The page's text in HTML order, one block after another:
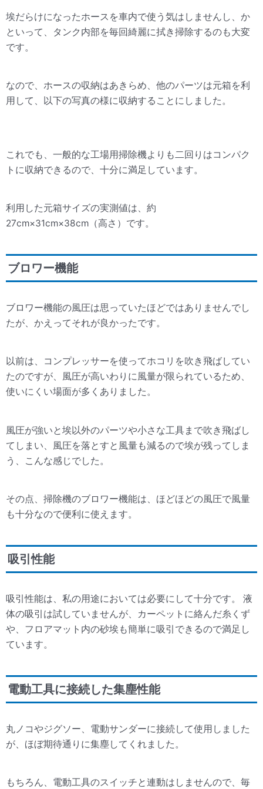
埃だらけになったホースを車内で使う気はしませんし、か
といって、タンク内部を毎回綺麗に拭き掃除するのも大変
です。
なので、ホースの収納はあきらめ、他のパーツは元箱を利
用して、以下の写真の様に収納することにしました。
これでも、一般的な工場用掃除機よりも二回りはコンパク
トに収納できるので、十分に満足しています。
利用した元箱サイズの実測値は、約
27cm×31cm×38cm（高さ）です。
ブロワー機能
ブロワー機能の風圧は思っていたほどではありませんでし
たが、かえってそれが良かったです。
以前は、コンプレッサーを使ってホコリを吹き飛ばしてい
たのですが、風圧が高いわりに風量が限られているため、
使いにくい場面が多くありました。
風圧が強いと埃以外のパーツや小さな工具まで吹き飛ばし
てしまい、風圧を落とすと風量も減るので埃が残ってしま
う、こんな感じでした。
その点、掃除機のブロワー機能は、ほどほどの風圧で風量
も十分なので便利に使えます。
吸引性能
吸引性能は、私の用途においては必要にして十分です。 液
体の吸引は試していませんが、カーペットに絡んだ糸くず
や、フロアマット内の砂埃も簡単に吸引できるので満足し
ています。
電動工具に接続した集塵性能
丸ノコやジグソー、電動サンダーに接続して使用しました
が、ほぼ期待通りに集塵してくれました。
もちろん、電動工具のスイッチと連動はしませんので、毎